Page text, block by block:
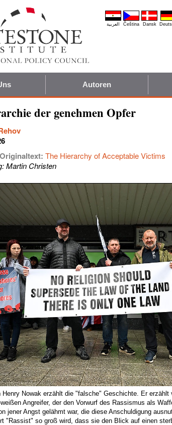
العربية Čeština Dansk
Autoren
der genehmen Opfer
The Hierarchy of Acceptable Victims
Martin Christen
Henry Nowak erzählt die "falsche" Geschichte. Er erzählt
Angreifer, der den Vorwurf des Rassismus als
jener Angst gelähmt war, die diese Anschuldigung
"Rassist" so groß wird, dass sie den Blick auf einen